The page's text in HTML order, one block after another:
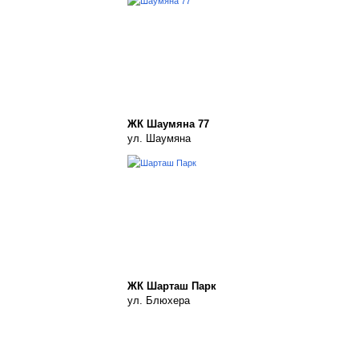
ЖК Шаумяна 77
ул. Шаумяна
ЖК Шарташ Парк
ул. Блюхера